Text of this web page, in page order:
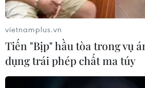
CƠ QUAN CHỦ QUẢN: THÔNG TẤN XÃ VIỆT NAM
vietnamplus.vn
Tiến "Bịp" hầu tòa trong vụ
dụng trái phép chất ma túy